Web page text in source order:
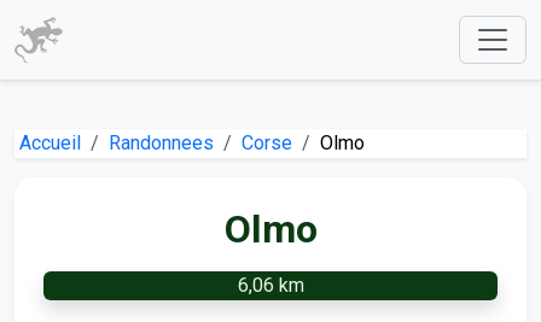
Accueil Randonnees Corse Olmo
Olmo
6,06 km